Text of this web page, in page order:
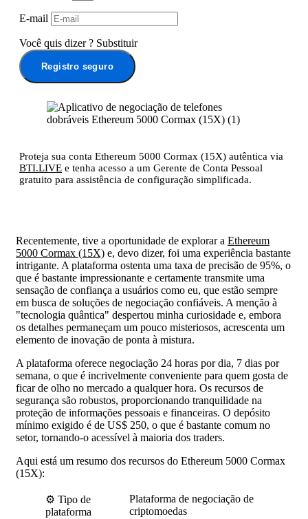
Proteja sua conta Ethereum 5000 Cormax (15X) autêntica via
BTI.LIVE e tenha acesso a um Gerente de Conta Pessoal
gratuito para assistência de configuração simplificada.
E-mail
Você quis dizer ? Substituir
Registro seguro
Recentemente, tive a oportunidade de explorar a Ethereum
5000 Cormax (15X) e, devo dizer, foi uma experiência bastante
intrigante. A plataforma ostenta uma taxa de precisão de 95%, o
que é bastante impressionante e certamente transmite uma
sensação de confiança a usuários como eu, que estão sempre
em busca de soluções de negociação confiáveis. A menção à
"tecnologia quântica" despertou minha curiosidade e, embora
os detalhes permaneçam um pouco misteriosos, acrescenta um
elemento de inovação de ponta à mistura.
A plataforma oferece negociação 24 horas por dia, 7 dias por
semana, o que é incrivelmente conveniente para quem gosta de
ficar de olho no mercado a qualquer hora. Os recursos de
segurança são robustos, proporcionando tranquilidade na
proteção de informações pessoais e financeiras. O depósito
mínimo exigido é de US$ 250, o que é bastante comum no
setor, tornando-o acessível à maioria dos traders.
Aqui está um resumo dos recursos do Ethereum 5000 Cormax
(15X):
⚙️ Tipo de
plataforma
Plataforma de negociação de
criptomoedas